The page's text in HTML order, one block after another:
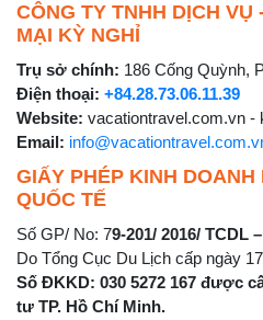
CÔNG TY TNHH DỊCH
MẠI KỲ NGHỈ
Trụ sở chính: 186 Cống Quỳnh,
Điện thoại: +84.28.73.06.11.39
Website: vacationtravel.com.vn -
Email:
GIẤY PHÉP KINH
QUỐC TẾ
Số GP/ No: 79-201/ 2016/ TCDL
Do Tổng Cục Du Lịch cấp ngày
Số ĐKKD: 030 5272 167 được
tư TP. Hồ Chí Minh.